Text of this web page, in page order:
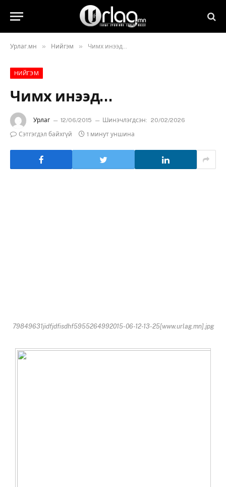
Урлаг.мн » Нийгэм » Чимх инээд…
НИЙГЭМ
Чимх инээд…
Урлаг 12/06/2015 Шинэчлэгдсэн: 20/02/2026
Сэтгэгдэл байхгүй
1 минут уншина
79849631jidfjdfisdhf5955264992015-06-12-13-25[www.urlag.mn].jpg